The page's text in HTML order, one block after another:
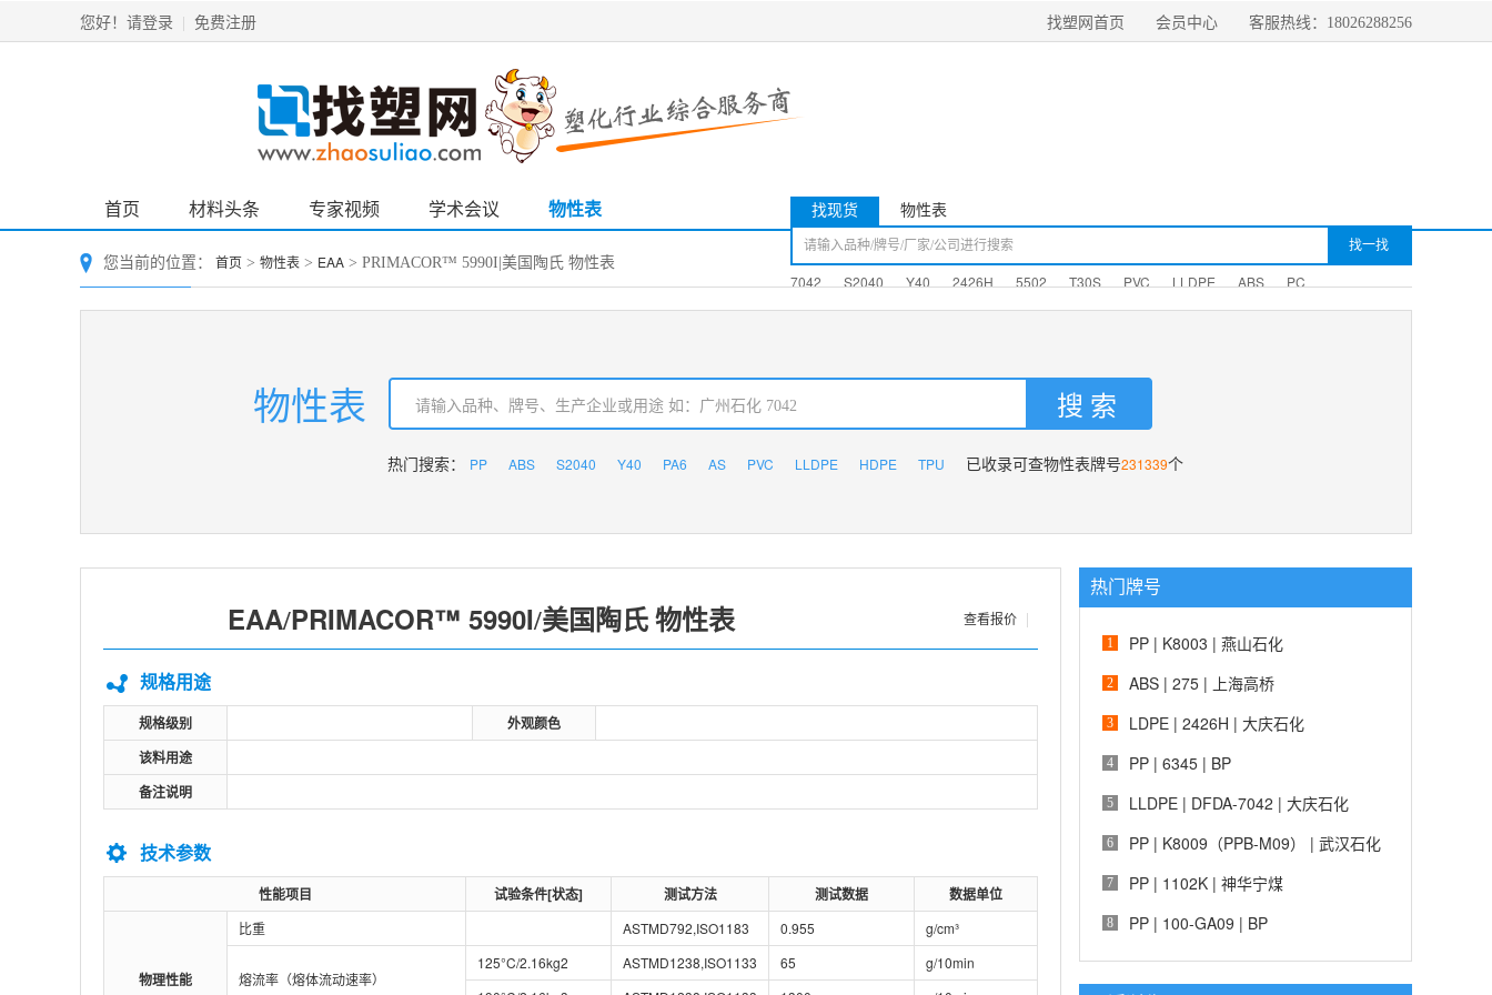
您好！ 请登录 免费注册 找塑网首页 会员中心 客服热线：18026288256
找现货 物性表
7042 S2040 Y40 2426H 5502 T30S PVC LLDPE ABS PC
首页 材料头条 专家视频 学术会议 物性表
您当前的位置： 首页 > 物性表 > EAA > PRIMACOR™ 5990I|美国陶氏 物性表
物性表
热门搜索： PP ABS S2040 Y40 PA6 AS PVC LLDPE HDPE TPU 已收录可查物性表牌号231339个
EAA/PRIMACOR™ 5990I/美国陶氏物性表 查看报价
规格用途
规格级别
外观颜色
该料用途
备注说明
技术参数
性能项目 试验条件[状态] 测试方法 测试数据 数据单位
物理性能
比重 ASTMD792,ISO1183 0.955 g/cm³
熔流率（熔体流动速率）
125°C/2.16kg2 ASTMD1238,ISO1133 65
g/10min
热门牌号
1 PP | K8003 | 燕山石化
2 ABS | 275 | 上海高桥
3 LDPE | 2426H | 大庆石化
4 PP | 6345 | BP
5 LLDPE | DFDA-7042 | 大庆石化
6 PP | K8009（PPB-M09） | 武汉石化
7 PP | 1102K | 神华宁煤
8 PP | 100-GA09 | BP